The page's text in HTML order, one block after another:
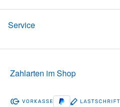
Service
Zahlarten im Shop